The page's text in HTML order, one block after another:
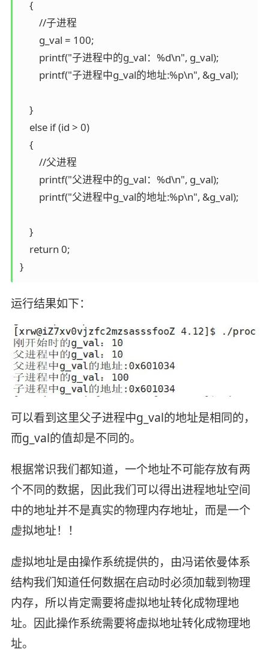
    {
        //子进程
        g_val = 100;
        printf("子进程中的g_val：%d\n", g_val);
        printf("子进程中g_val的地址:%p\n", &g_val);
    }
    else if (id > 0)
    {
        //父进程
        printf("父进程中的g_val：%d\n", g_val);
        printf("父进程中g_val的地址:%p\n", &g_val);
    }
    return 0;
}
运行结果如下：
可以看到这里父子进程中g_val的地址是相同的，
而g_val的值却是不同的。
根据常识我们都知道，一个地址不可能存放有两
个不同的数据，因此我们可以得出进程地址空间
中的地址并不是真实的物理内存地址，而是一个
虚拟地址！！
虚拟地址是由操作系统提供的，由冯诺依曼体系
结构我们知道任何数据在启动时必须加载到物理
内存，所以肯定需要将虚拟地址转化成物理地
址。因此操作系统需要将虚拟地址转化成物理地
址。